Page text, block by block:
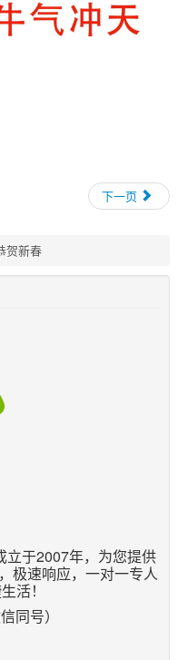
下一页
贺新春
立于2007年，为您提供
极速响应，一对一专人
活！
信同号）